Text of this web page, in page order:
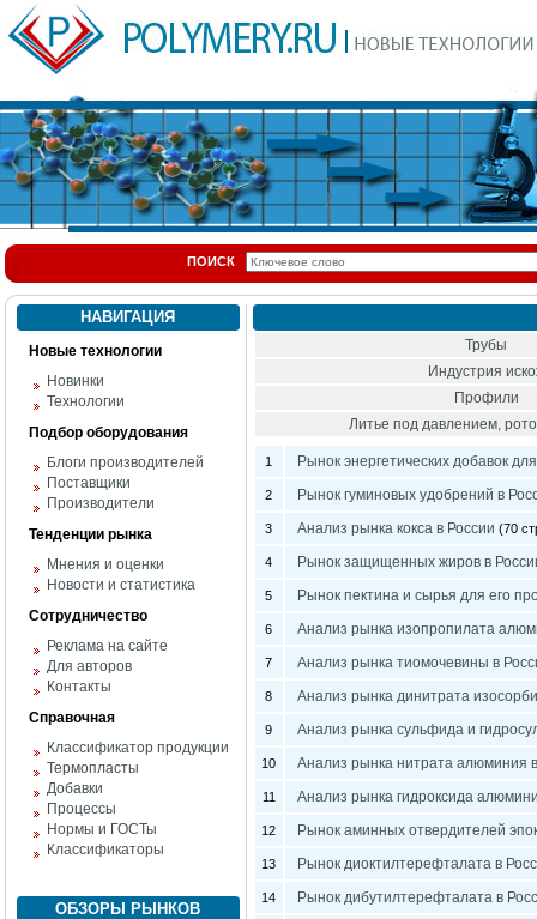
ПОИСК
НАВИГАЦИЯ
Новые технологии
Новинки
Технологии
Подбор оборудования
Блоги производителей
Поставщики
Производители
Тенденции рынка
Мнения и оценки
Новости и статистика
Сотрудничество
Реклама на сайте
Для авторов
Контакты
Справочная
Классификатор продукции
Термопласты
Добавки
Процессы
Нормы и ГОСТы
Классификаторы
ОБЗОРЫ РЫНКОВ
Трубы
Индустрия
Профили
Литье под давлением,
1 Рынок энергетических добавок
2 Рынок гуминовых удобрений в
3 Анализ рынка кокса в России (70
4 Рынок защищенных жиров в
5 Рынок пектина и сырья для его
6 Анализ рынка изопропилата
7 Анализ рынка тиомочевины в
8 Анализ рынка динитрата
9 Анализ рынка сульфида и
10 Анализ рынка нитрата алюминия
11 Анализ рынка гидроксида
12 Рынок аминных отвердителей
13 Рынок диоктилтерефталата в
14 Рынок дибутилтерефталата в